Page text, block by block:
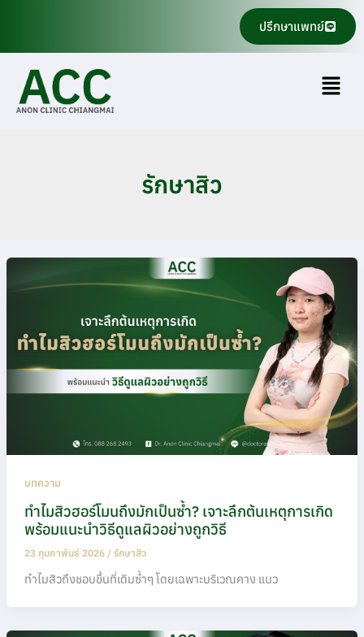
ปรึกษาแพทย์
Menu
รักษาสิว
บทความ
ทำไมสิวฮอร์โมนถึงมักเป็นซ้ำ? เจาะลึกต้นเหตุการเกิด
พร้อมแนะนำวิธีดูแลผิวอย่างถูกวิธี
23 กุมภาพันธ์ 2026 / รักษาสิว
ทำไมสิวถึงชอบขึ้นที่เดิมซ้ำๆ โดยเฉพาะบริเวณคาง แนว